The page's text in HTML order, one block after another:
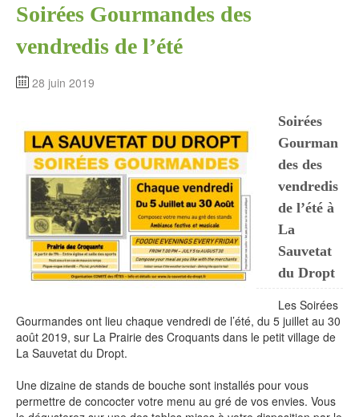
Soirées Gourmandes des
vendredis de l’été
28 juin 2019
Soirées
Gourman
des des
vendredis
de l’été à
La
Sauvetat
du Dropt
Les Soirées
Gourmandes ont lieu chaque vendredi de l’été, du 5 juillet au 30
août 2019, sur La Prairie des Croquants dans le petit village de
La Sauvetat du Dropt.
Une dizaine de stands de bouche sont installés pour vous
permettre de concocter votre menu au gré de vos envies. Vous